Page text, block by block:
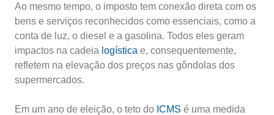
Ao mesmo tempo, o imposto tem conexão direta com os
bens e serviços reconhecidos como essenciais, como a
conta de luz, o diesel e a gasolina. Todos eles geram
impactos na cadeia logística e, consequentemente,
refletem na elevação dos preços nas gôndolas dos
supermercados.
Em um ano de eleição, o teto do ICMS é uma medida